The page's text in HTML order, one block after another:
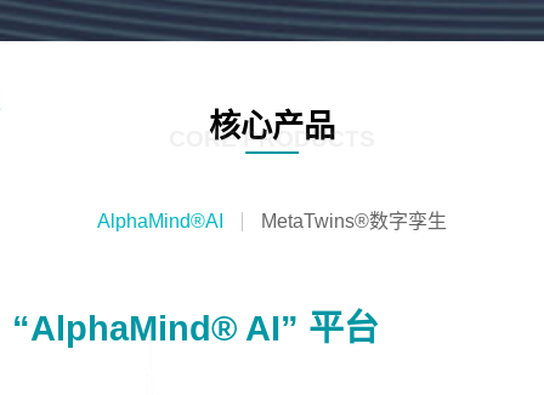
核心产品
CORE PRODUCTS
AlphaMind®AI MetaTwins®数字孪生
“AlphaMind® AI” 平台